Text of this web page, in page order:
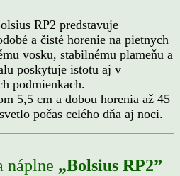
RP2 predstavuje
a čisté horenie na pietnych
vosku, stabilnému plameňu a
poskytuje istotu aj v
podmienkach.
5,5 cm a dobou horenia až 45
počas celého dňa aj noci.
náplne „Bolsius RP2”